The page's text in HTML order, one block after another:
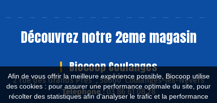
Afin de vous offrir la meilleure expérience possible, Biocoop utilise
des cookies : pour assurer une performance optimale du site, pour
récolter des statistiques afin d'analyser le trafic et la performance
Découvrez notre 2eme magasin
Biocoop Coulanges
2 rue des Grands Près , 58660 Coulanges-lès-Nevers
Téléphone :03 86 61 08 28